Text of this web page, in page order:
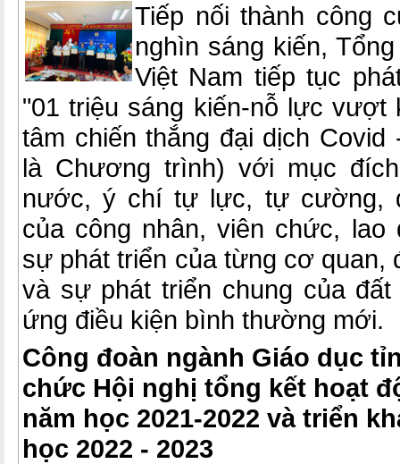
Tiếp nối thành công
nghìn sáng kiến,
Việt Nam tiếp tục
"01 triệu sáng kiến-nỗ lực vượt
tâm chiến thắng đại dịch Covid
là Chương trình) với mục
nước, ý chí tự lực, tự cường,
của công nhân, viên chức, lao
sự phát triển của từng cơ quan,
và sự phát triển chung của
ứng điều kiện bình thường mới.
Công đoàn ngành Giáo dục
chức Hội nghị tổng kết hoạt
năm học 2021-2022 và triển
học 2022 - 2023